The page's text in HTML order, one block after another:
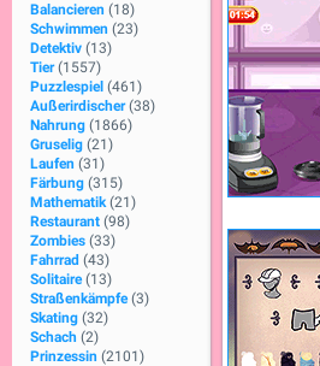
Balancieren (18)
Schwimmen (23)
Detektiv (13)
Tier (1557)
Puzzlespiel (461)
Außerirdischer (38)
Nahrung (1866)
Gruselig (21)
Laufen (31)
Färbung (315)
Mathematik (21)
Restaurant (98)
Zombies (33)
Fahrrad (43)
Solitaire (13)
Straßenkämpfe (3)
Skating (32)
Schach (2)
Prinzessin (2101)